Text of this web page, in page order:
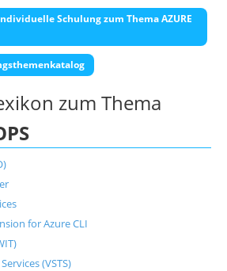
Schulung zum Thema AZURE
zum Thema
for Azure CLI
(VSTS)